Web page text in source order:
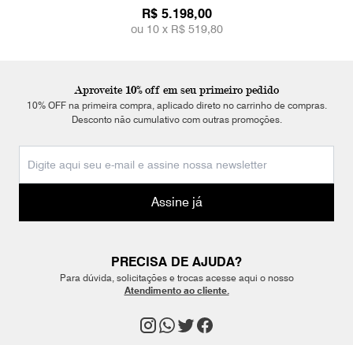
R$ 5.198,00
ou 10 x R$ 519,80
Aproveite 10% off em seu primeiro pedido
10% OFF na primeira compra, aplicado direto no carrinho de compras.
Desconto não cumulativo com outras promoções.
Assine já
PRECISA DE AJUDA?
Para dúvida, solicitações e trocas acesse aqui o nosso
Atendimento ao cliente.